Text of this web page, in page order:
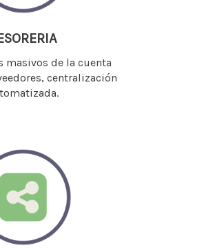
masivos de la cuenta
centralización